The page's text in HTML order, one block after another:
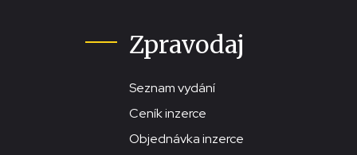
Zpravodaj
Seznam vydání
Ceník inzerce
Objednávka inzerce